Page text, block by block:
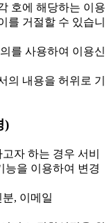
호에 해당하는 이용
를 거절할 수 있습니
를 사용하여 이용신
의 내용을 허위로 기
)
자 하는 경우 서비
능을 이용하여 변경
, 이메일